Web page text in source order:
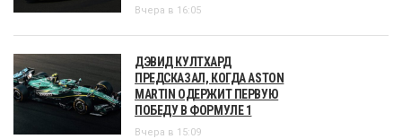
Вчера в 16:05
ДЭВИД КУЛТХАРД
ПРЕДСКАЗАЛ, КОГДА ASTON
MARTIN ОДЕРЖИТ ПЕРВУЮ
ПОБЕДУ В ФОРМУЛЕ 1
Вчера в 15:09